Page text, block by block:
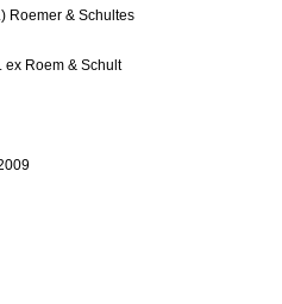
Roemer & Schultes
ex Roem & Schult